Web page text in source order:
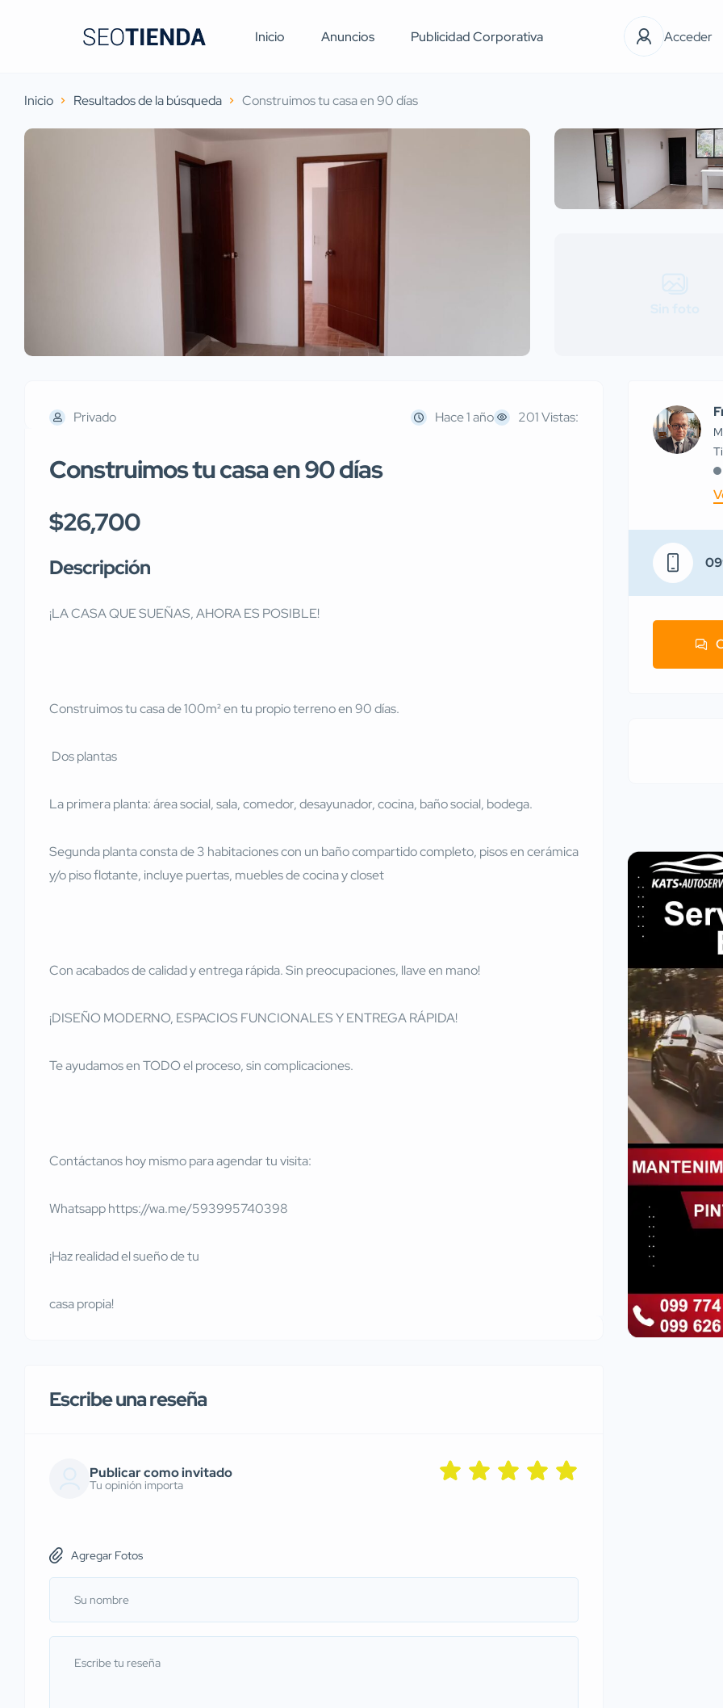
Inicio Anuncios Publicidad Corporativa Acceder
Inicio Resultados de la búsqueda Construimos tu casa en 90 días
Privado Hace 1 año 201 Vistas:
Construimos tu casa en 90 días
$26,700
Descripción
¡LA CASA QUE SUEÑAS, AHORA ES POSIBLE!
Construimos tu casa de 100m² en tu propio terreno en 90 días.
Dos plantas
La primera planta: área social, sala, comedor, desayunador, cocina, baño social, bodega.
Segunda planta consta de 3 habitaciones con un baño compartido completo, pisos en cerámica
y/o piso flotante, incluye puertas, muebles de cocina y closet
Con acabados de calidad y entrega rápida. Sin preocupaciones, llave en mano!
¡DISEÑO MODERNO, ESPACIOS FUNCIONALES Y ENTREGA RÁPIDA!
Te ayudamos en TODO el proceso, sin complicaciones.
Contáctanos hoy mismo para agendar tu visita:
Whatsapp https://wa.me/593995740398
¡Haz realidad el sueño de tu
casa propia!
Escribe una reseña
Publicar como invitado
Tu opinión importa
Agregar Fotos